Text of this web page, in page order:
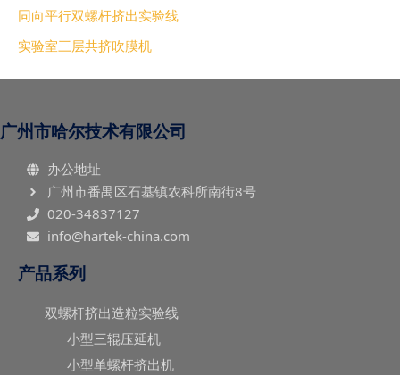
同向平行双螺杆挤出实验线
实验室三层共挤吹膜机
广州市哈尔技术有限公司
办公地址
广州市番禺区石基镇农科所南街8号
020-34837127
info@hartek-china.com
产品系列
双螺杆挤出造粒实验线
小型三辊压延机
小型单螺杆挤出机